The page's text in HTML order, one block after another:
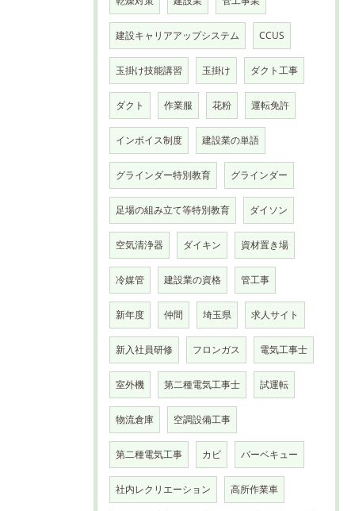
建設キャリアアップシステム CCUS
玉掛け技能講習 玉掛け ダクト工事
ダクト 作業服 花粉 運転免許
インボイス制度 建設業の単語
グラインダー特別教育 グラインダー
足場の組み立て等特別教育 ダイソン
空気清浄器 ダイキン 資材置き場
冷媒管 建設業の資格 管工事
新年度 仲間 埼玉県 求人サイト
新入社員研修 フロンガス 電気工事士
室外機 第二種電気工事士 試運転
物流倉庫 空調設備工事
第二種電気工事 カビ バーベキュー
社内レクリエーション 高所作業車